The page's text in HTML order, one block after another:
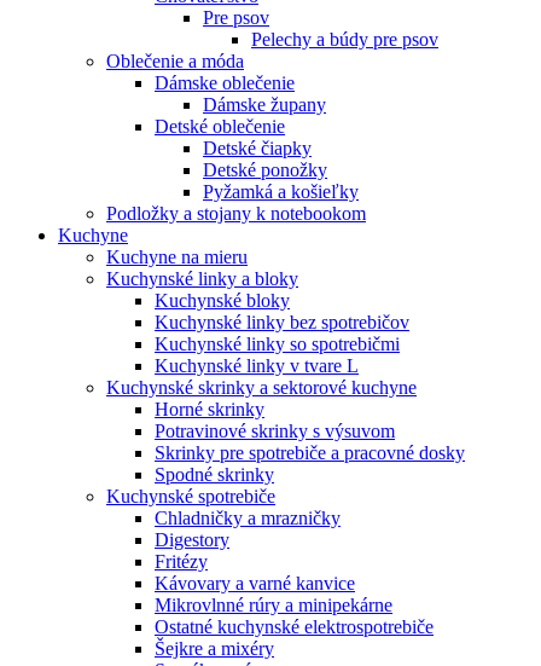
Pre psov
Pelechy a búdy pre psov
Oblečenie a móda
Dámske oblečenie
Dámske župany
Detské oblečenie
Detské čiapky
Detské ponožky
Pyžamká a košieľky
Podložky a stojany k notebookom
Kuchyne
Kuchyne na mieru
Kuchynské linky a bloky
Kuchynské bloky
Kuchynské linky bez spotrebičov
Kuchynské linky so spotrebičmi
Kuchynské linky v tvare L
Kuchynské skrinky a sektorové kuchyne
Horné skrinky
Potravinové skrinky s výsuvom
Skrinky pre spotrebiče a pracovné dosky
Spodné skrinky
Kuchynské spotrebiče
Chladničky a mrazničky
Digestory
Fritézy
Kávovary a varné kanvice
Mikrovlnné rúry a minipekárne
Ostatné kuchynské elektrospotrebiče
Šejkre a mixéry